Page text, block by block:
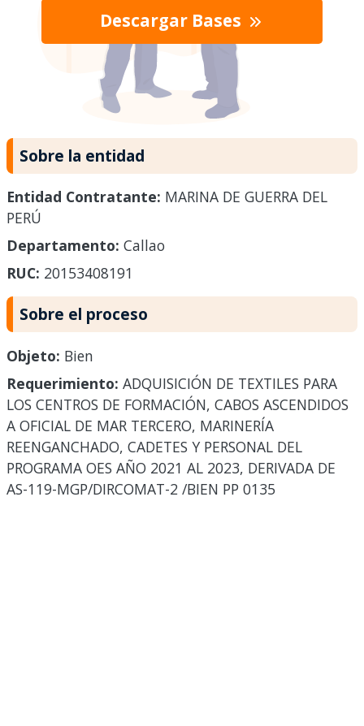
Descargar Bases
Sobre la entidad
Entidad Contratante: MARINA DE GUERRA DEL
PERÚ
Departamento: Callao
RUC: 20153408191
Sobre el proceso
Objeto: Bien
Requerimiento: ADQUISICIÓN DE TEXTILES PARA
LOS CENTROS DE FORMACIÓN, CABOS ASCENDIDOS
A OFICIAL DE MAR TERCERO, MARINERÍA
REENGANCHADO, CADETES Y PERSONAL DEL
PROGRAMA OES AÑO 2021 AL 2023, DERIVADA DE
AS-119-MGP/DIRCOMAT-2 /BIEN PP 0135